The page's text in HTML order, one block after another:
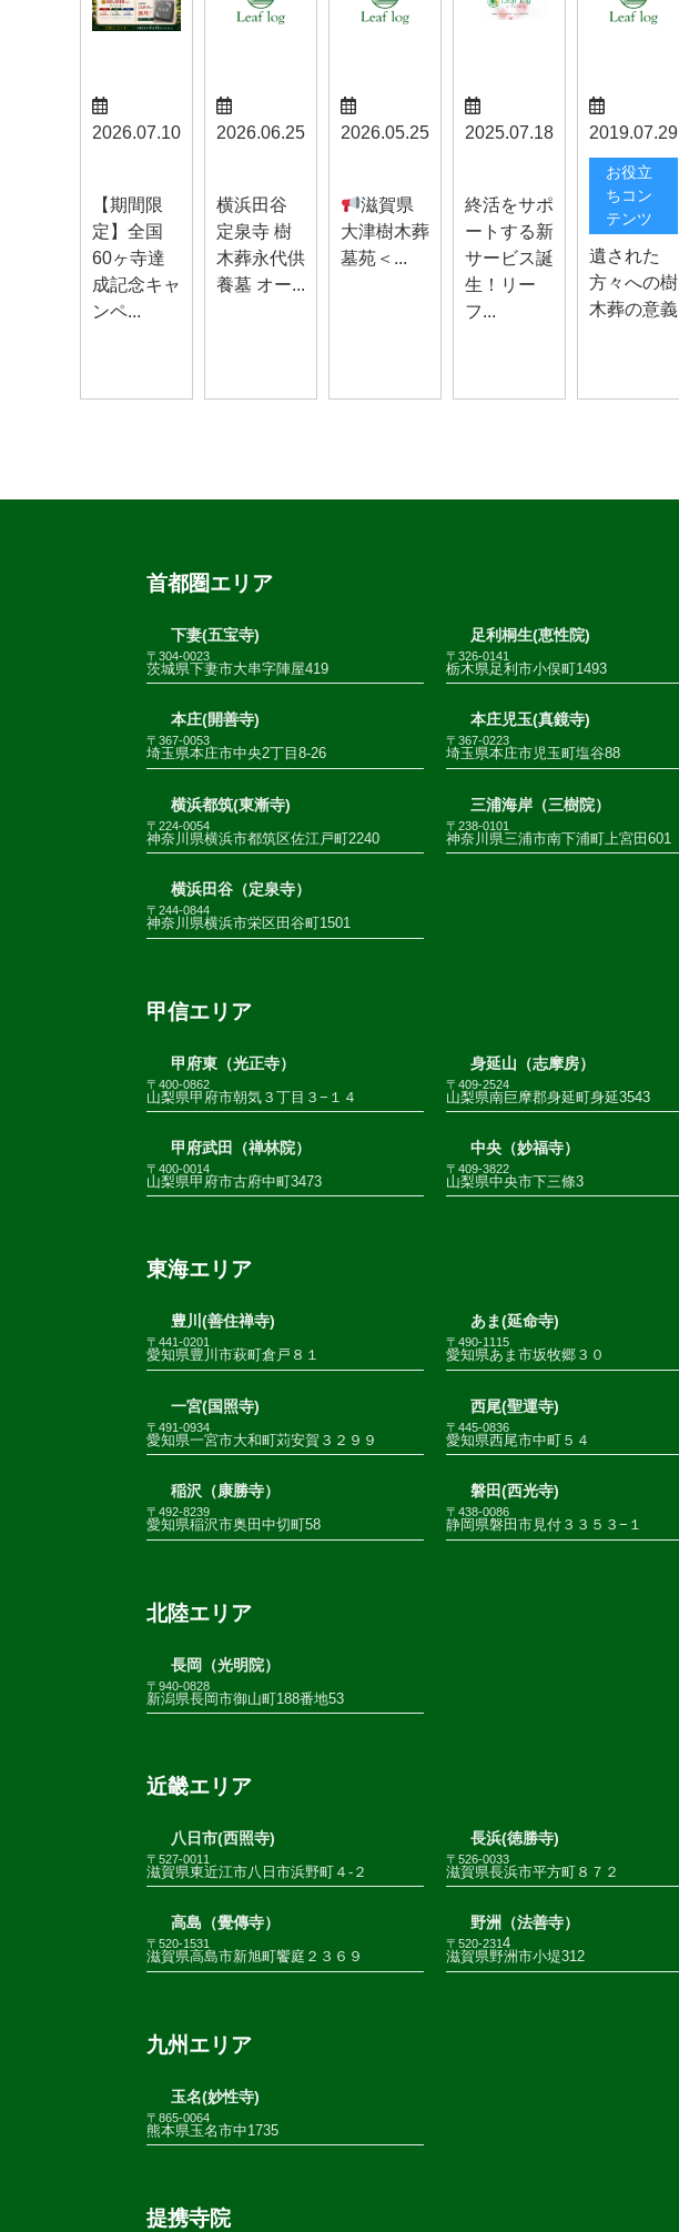
2026.07.10
【期間限
定】全国
60ヶ寺達
成記念キャ
ンペ...
2026.06.25
横浜田谷
定泉寺 樹
木葬永代供
養墓 オー...
2026.05.25
滋賀県
大津樹木葬
墓苑＜...
2025.07.18
終活をサポ
ートする新
サービス誕
生！リー
フ...
2019.07.29
お役立
ちコン
テンツ
遺された
方々への樹
木葬の意義
首都圏エリア
下妻(五宝寺)
〒304-0023
茨城県下妻市大串字陣屋419
足利桐生(恵性院)
〒326-0141
栃木県足利市小俣町1493
本庄(開善寺)
〒367-0053
埼玉県本庄市中央2丁目8-26
本庄児玉(真鏡寺)
〒367-0223
埼玉県本庄市児玉町塩谷88
横浜都筑(東漸寺)
〒224-0054
神奈川県横浜市都筑区佐江戸町2240
三浦海岸（三樹院）
〒238-0101
神奈川県三浦市南下浦町上宮田601
横浜田谷（定泉寺）
〒244-0844
神奈川県横浜市栄区田谷町1501
甲信エリア
甲府東（光正寺）
〒400-0862
山梨県甲府市朝気３丁目３−１４
身延山（志摩房）
〒409-2524
山梨県南巨摩郡身延町身延3543
甲府武田（禅林院）
〒400-0014
山梨県甲府市古府中町3473
中央（妙福寺）
〒409-3822
山梨県中央市下三條3
東海エリア
豊川(善住禅寺)
〒441-0201
愛知県豊川市萩町倉戸８１
あま(延命寺)
〒490-1115
愛知県あま市坂牧郷３０
一宮(国照寺)
〒491-0934
愛知県一宮市大和町苅安賀３２９９
西尾(聖運寺)
〒445-0836
愛知県西尾市中町５４
稲沢（康勝寺）
〒492-8239
愛知県稲沢市奥田中切町58
磐田(西光寺)
〒438-0086
静岡県磐田市見付３３５３−１
北陸エリア
長岡（光明院）
〒940-0828
新潟県長岡市御山町188番地53
近畿エリア
八日市(西照寺)
〒527-0011
滋賀県東近江市八日市浜野町４-２
長浜(徳勝寺)
〒526-0033
滋賀県長浜市平方町８７２
高島（覺傳寺）
〒520-1531
滋賀県高島市新旭町饗庭２３６９
野洲（法善寺）
〒520-231 4
滋賀県野洲市小堤312
九州エリア
玉名(妙性寺)
〒865-0064
熊本県玉名市中1735
提携寺院